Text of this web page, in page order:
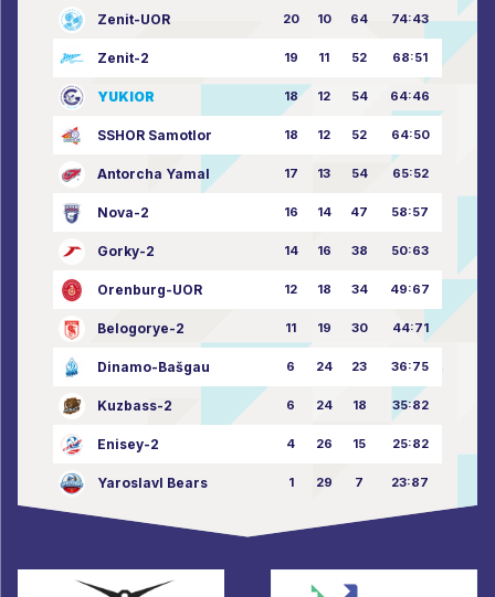
Zenit-UOR 20 10 64 74:43
Zenit-2 19 11 52 68:51
YUKIOR 18 12 54 64:46
SSHOR Samotlor 18 12 52 64:50
Antorcha Yamal 17 13 54 65:52
Nova-2 16 14 47 58:57
Gorky-2 14 16 38 50:63
Orenburg-UOR 12 18 34 49:67
Belogorye-2 11 19 30 44:71
Dinamo-Bašgau 6 24 23 36:75
Kuzbass-2 6 24 18 35:82
Enisey-2 4 26 15 25:82
Yaroslavl Bears 1 29 7 23:87